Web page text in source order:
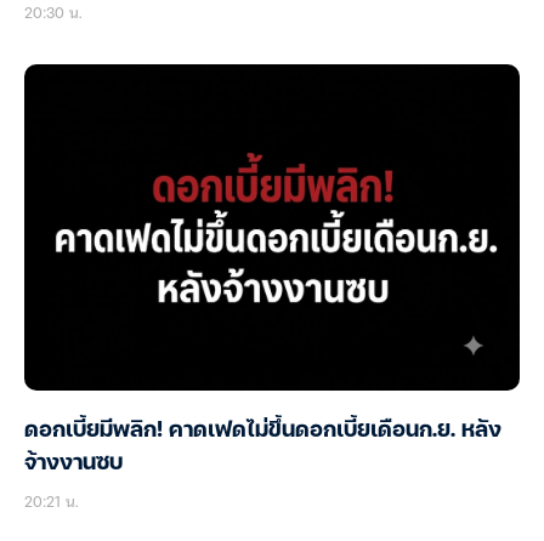
20:30 น.
ดอกเบี้ยมีพลิก! คาดเฟดไม่ขึ้นดอกเบี้ยเดือนก.ย. หลัง
จ้างงานซบ
20:21 น.